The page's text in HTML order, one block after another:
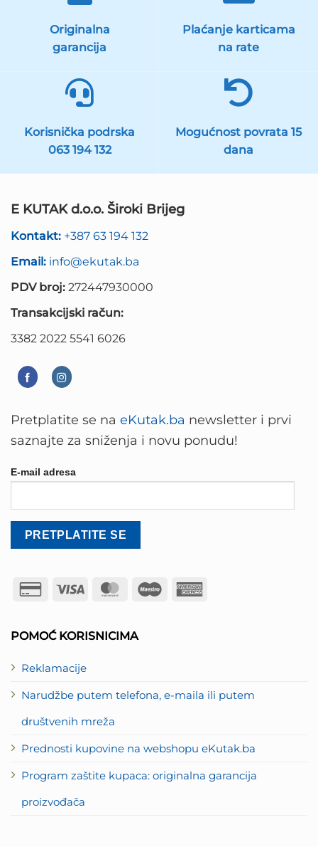
Originalna
garancija
Plaćanje karticama
na rate
Korisnička podrska
063 194 132
Mogućnost povrata 15
dana
E KUTAK d.o.o. Široki Brijeg
Kontakt: +387 63 194 132
Email: info@ekutak.ba
PDV broj: 272447930000
Transakcijski račun:
3382 2022 5541 6026
POMOĆ KORISNICIMA
Reklamacije
Narudžbe putem telefona, e-maila ili putem
društvenih mreža
Prednosti kupovine na webshopu eKutak.ba
Program zaštite kupaca: originalna garancija
proizvođača
Pretplatite se na eKutak.ba newsletter i prvi
saznajte za sniženja i novu ponudu!
E-mail adresa
Credit
Visa MasterCard
Maestro